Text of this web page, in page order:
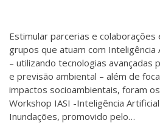
Estimular parcerias e
grupos que atuam com Inteligência
– utilizando tecnologias avançadas
e previsão ambiental – além de
impactos socioambientais, foram
Workshop IASI -Inteligência
Inundações, promovido pelo…